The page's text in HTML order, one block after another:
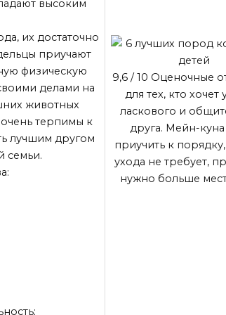
высоким
их достаточно
приучают
физическую
делами на
животных
терпимы к
лучшим другом
семьи.
9,6 / 10 Оценочные
для тех, кто хочет
ласкового и
друга. Мейн-куна
приучить к
ухода не требует,
нужно больше